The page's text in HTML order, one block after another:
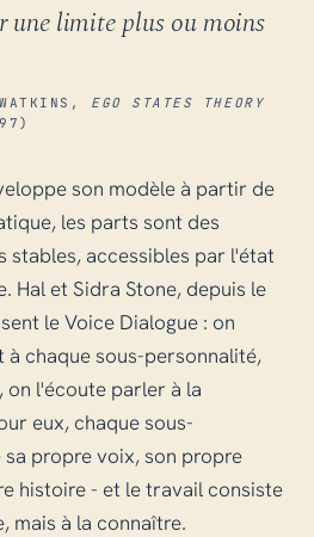
une limite plus ou moins
EGO STATES THEORY
son modèle à partir de
les parts sont des
stables, accessibles par l'état
Hal et Sidra Stone, depuis le
le Voice Dialogue : on
à chaque sous-personnalité,
on l'écoute parler à la
eux, chaque sous-
propre voix, son propre
histoire - et le travail consiste
mais à la connaître.